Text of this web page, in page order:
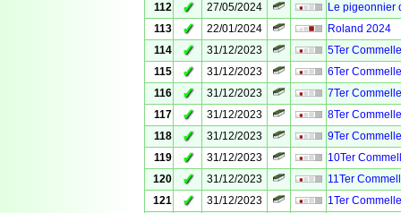
112
✓ 27/05/2024
Le pigeonnier
113
✓ 22/01/2024
Roland 2024
114
✓ 31/12/2023
5Ter
115
✓ 31/12/2023
6Ter
116
✓ 31/12/2023
7Ter
117
✓ 31/12/2023
8Ter
118
✓ 31/12/2023
9Ter
119
✓ 31/12/2023
10Ter
120
✓ 31/12/2023
11Ter
121
✓ 31/12/2023
1Ter